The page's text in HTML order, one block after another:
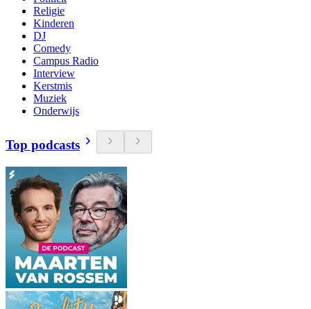
Religie
Kinderen
DJ
Comedy
Campus Radio
Interview
Kerstmis
Muziek
Onderwijs
Top podcasts